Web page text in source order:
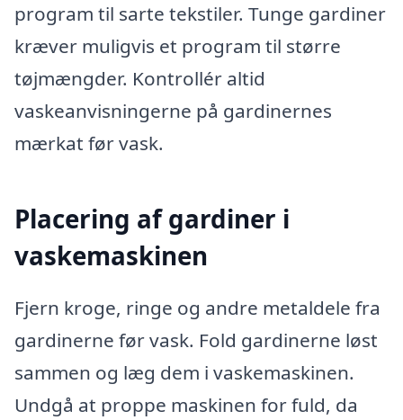
program til sarte tekstiler. Tunge gardiner
kræver muligvis et program til større
tøjmængder. Kontrollér altid
vaskeanvisningerne på gardinernes
mærkat før vask.
Placering af gardiner i
vaskemaskinen
Fjern kroge, ringe og andre metaldele fra
gardinerne før vask. Fold gardinerne løst
sammen og læg dem i vaskemaskinen.
Undgå at proppe maskinen for fuld, da